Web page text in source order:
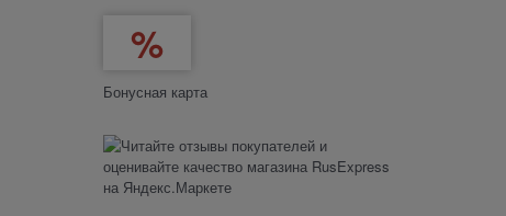
Бонусная карта